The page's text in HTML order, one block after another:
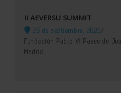
II AEVERSU SUMMIT
29 de septiembre, 2026/
Fundación Pablo VI Paseo de
Madrid